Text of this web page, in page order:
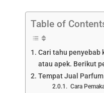
Table of
Cari tahu penyebab
atau apek. Berikut
Tempat Jual
Cara